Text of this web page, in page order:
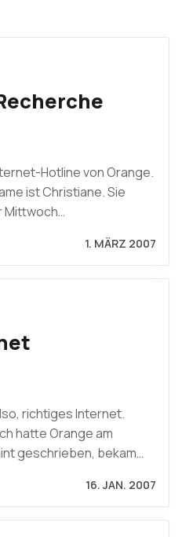
Hotline von Orange.
ist Christiane. Sie
Mittwoch…
1. MÄRZ 2007
richtiges Internet.
hatte Orange am
geschrieben, bekam…
16. JAN. 2007